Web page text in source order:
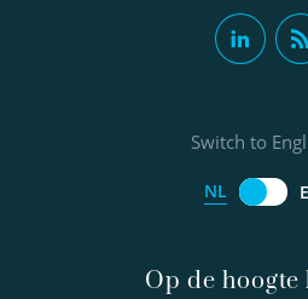
Op de
Switch to
NL